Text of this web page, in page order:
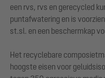
een rvs, rvs en gerecycled
puntafwatering en is
st.sl. en een beschermkap
Het recyclebare
hoogste eisen voor